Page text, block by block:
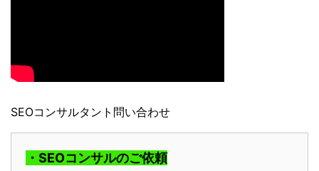
SEOコンサルタント問い合わせ
・SEOコンサルのご依頼